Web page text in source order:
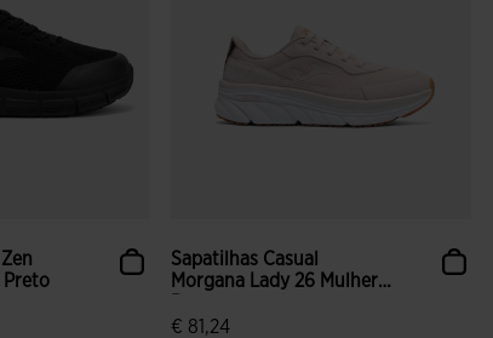
Preto
Sapatilhas Casual
Morgana Lady 26 Mulher
€ 81,24